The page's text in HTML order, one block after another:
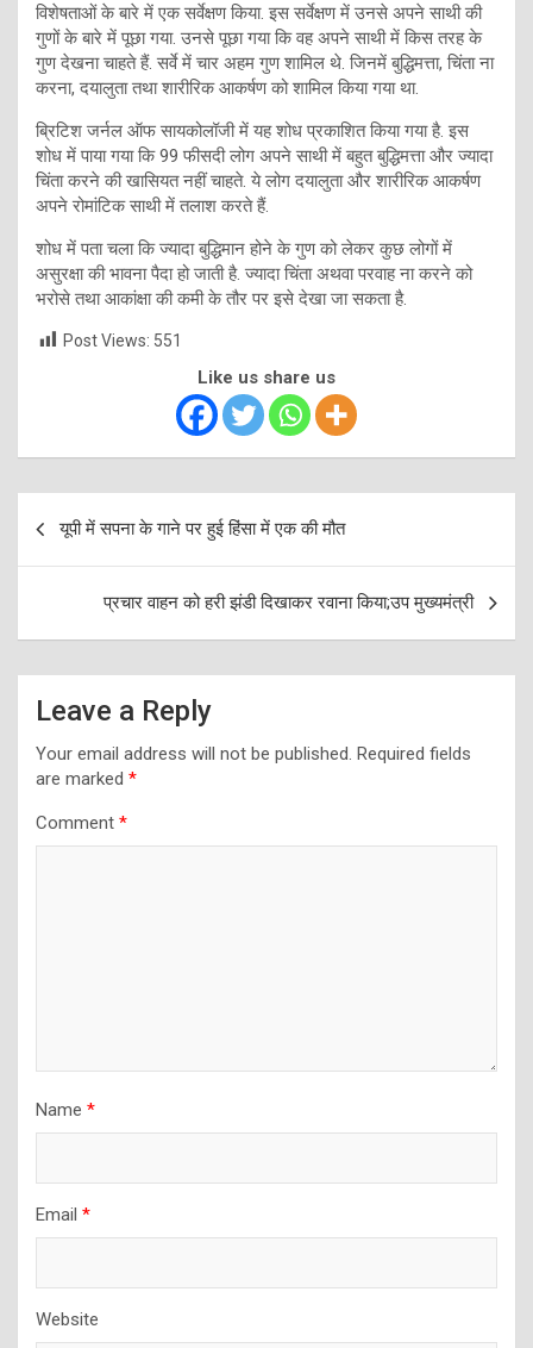
विशेषताओं के बारे में एक सर्वेक्षण किया. इस सर्वेक्षण में उनसे अपने साथी की
गुणों के बारे में पूछा गया. उनसे पूछा गया कि वह अपने साथी में किस तरह के
गुण देखना चाहते हैं. सर्वे में चार अहम गुण शामिल थे. जिनमें बुद्धिमत्ता, चिंता ना
करना, दयालुता तथा शारीरिक आकर्षण को शामिल किया गया था.
ब्रिटिश जर्नल ऑफ सायकोलॉजी में यह शोध प्रकाशित किया गया है. इस
शोध में पाया गया कि 99 फीसदी लोग अपने साथी में बहुत बुद्धिमत्ता और ज्यादा
चिंता करने की खासियत नहीं चाहते. ये लोग दयालुता और शारीरिक आकर्षण
अपने रोमांटिक साथी में तलाश करते हैं.
शोध में पता चला कि ज्यादा बुद्धिमान होने के गुण को लेकर कुछ लोगों में
असुरक्षा की भावना पैदा हो जाती है. ज्यादा चिंता अथवा परवाह ना करने को
भरोसे तथा आकांक्षा की कमी के तौर पर इसे देखा जा सकता है.
Post Views: 551
Like us share us
Post
navigation
यूपी में सपना के गाने पर हुई हिंसा में एक की मौत
प्रचार वाहन को हरी झंडी दिखाकर रवाना किया;उप मुख्यमंत्री
Leave a Reply
Your email address will not be published. Required fields
are marked *
Comment *
Name *
Email *
Website